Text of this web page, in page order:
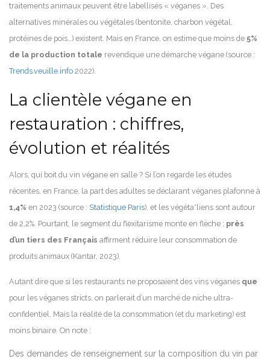
traitements animaux peuvent être labellisés « véganes ». Des
alternatives minérales ou végétales (bentonite, charbon végétal,
protéines de pois…) existent. Mais en France, on estime que moins de 5%
de la production totale revendique une démarche végane (source :
Trends.veuille.info 2022).
La clientèle végane en
restauration : chiffres,
évolution et réalités
Alors, qui boit du vin végane en salle ? Si l’on regarde les études
récentes, en France, la part des adultes se déclarant véganes plafonne à
1,4% en 2023 (source : Statistique Paris), et les végéta*liens sont autour
de 2,2%. Pourtant, le segment du flexitarisme monte en flèche : près
d’un tiers des Français affirment réduire leur consommation de
produits animaux (Kantar, 2023).
Autant dire que si les restaurants ne proposaient des vins véganes que
pour les véganes stricts, on parlerait d’un marché de niche ultra-
confidentiel. Mais la réalité de la consommation (et du marketing) est
moins binaire. On note :
Des demandes de renseignement sur la composition du vin par